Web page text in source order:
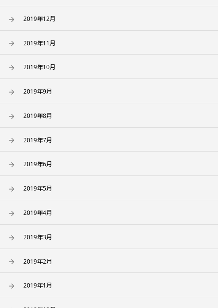
2019年12月
2019年11月
2019年10月
2019年9月
2019年8月
2019年7月
2019年6月
2019年5月
2019年4月
2019年3月
2019年2月
2019年1月